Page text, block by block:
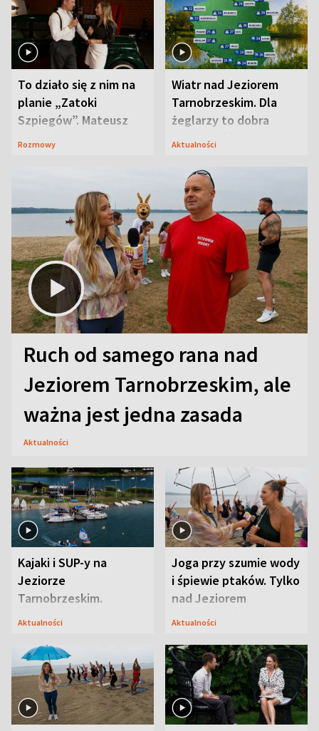
To działo się z nim na
planie „Zatoki
Szpiegów”. Mateusz
Janicki odsłonił
Rozmowy
Wiatr nad Jeziorem
Tarnobrzeskim. Dla
żeglarzy to dobra
wiadomość
Aktualności
Ruch od samego rana nad
Jeziorem Tarnobrzeskim, ale
ważna jest jedna zasada
Aktualności
Kajaki i SUP-y na
Jeziorze
Tarnobrzeskim.
Przyrodnicy zwracają
Aktualności
Joga przy szumie wody
i śpiewie ptaków. Tylko
nad Jeziorem
Tarnobrzeskim
Aktualności